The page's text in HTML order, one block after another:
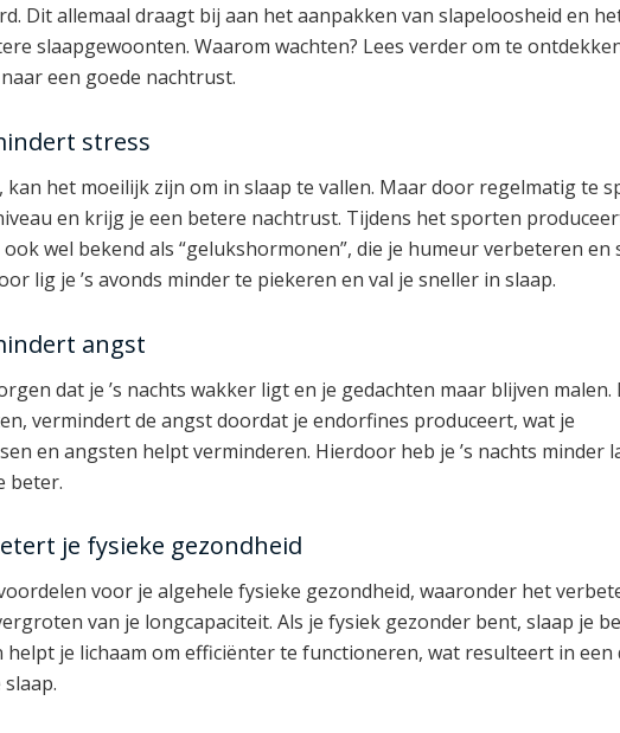
Dit allemaal draagt bij aan het aanpakken van slapeloosheid en
slaapgewoonten. Waarom wachten? Lees verder om te
een goede nachtrust.
stress
kan het moeilijk zijn om in slaap te vallen. Maar door regelmatig te
en krijg je een betere nachtrust. Tijdens het sporten
wel bekend als “gelukshormonen”, die je humeur verbeteren en
lig je ’s avonds minder te piekeren en val je sneller in slaap.
angst
dat je ’s nachts wakker ligt en je gedachten maar blijven malen.
vermindert de angst doordat je endorfines produceert, wat je
en angsten helpt verminderen. Hierdoor heb je ’s nachts minder
beter.
je fysieke gezondheid
voor je algehele fysieke gezondheid, waaronder het
van je longcapaciteit. Als je fysiek gezonder bent, slaap je
helpt je lichaam om efficiënter te functioneren, wat resulteert in een